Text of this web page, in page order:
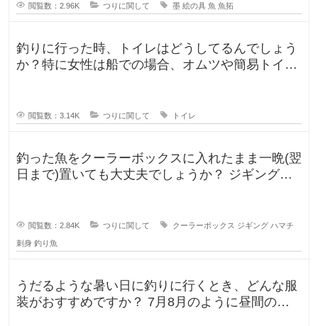
閲覧数：2.96K つりに関して 墨 絵の具 魚 魚拓
釣りに行った時、トイレはどうしてるんでしょう
か？特に女性は船での場合、オムツや簡易トイレ
閲覧数：3.14K つりに関して トイレ
釣った魚をクーラーボックスに入れたまま一晩(翌
日まで)置いても大丈夫でしょうか？ ジギングに
閲覧数：2.84K つりに関して クーラーボックス ジギング ハマチ
刺身 釣り魚
うだるような暑い日に釣りに行くとき、どんな服
装がおすすめですか？ 7月8月のように昼間の気